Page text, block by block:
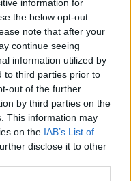
information for
the below opt-out
note that after your
continue seeing
information utilized by
to third parties prior to
out of the further
by third parties on the
This information may
on the IAB’s List of
disclose it to other
από τις
το
που